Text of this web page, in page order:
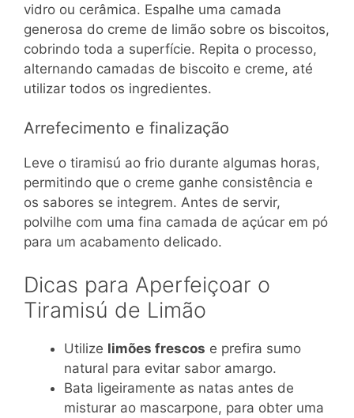
vidro ou cerâmica. Espalhe uma camada
generosa do creme de limão sobre os biscoitos,
cobrindo toda a superfície. Repita o processo,
alternando camadas de biscoito e creme, até
utilizar todos os ingredientes.
Arrefecimento e finalização
Leve o tiramisú ao frio durante algumas horas,
permitindo que o creme ganhe consistência e
os sabores se integrem. Antes de servir,
polvilhe com uma fina camada de açúcar em pó
para um acabamento delicado.
Dicas para Aperfeiçoar o
Tiramisú de Limão
Utilize limões frescos e prefira sumo
natural para evitar sabor amargo.
Bata ligeiramente as natas antes de
misturar ao mascarpone, para obter uma